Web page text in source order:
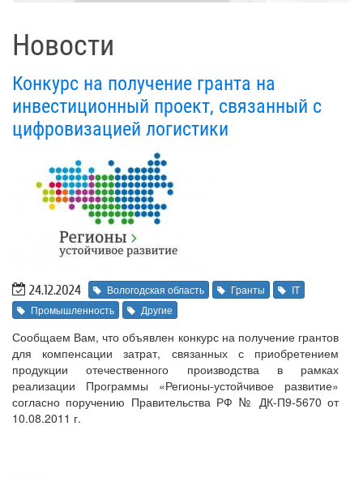
Новости
Конкурс на получение гранта на
инвестиционный проект, связанный с
цифровизацией логистики
24.12.2024 Вологодская область Гранты
IT
Промышленность
Другие
Сообщаем Вам, что объявлен конкурс на получение грантов
для компенсации затрат, связанных с приобретением
продукции отечественного производства в рамках
реализации Программы «Регионы-устойчивое развитие»
согласно поручению Правительства РФ № ДК-П9-5670 от
10.08.2011 г.